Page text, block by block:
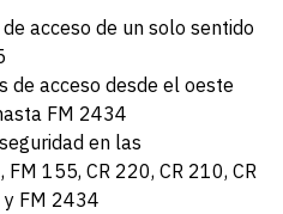
acceso de un solo sentido
de acceso desde el oeste
FM 2434
en las
155, CR 220, CR 210, CR
FM 2434